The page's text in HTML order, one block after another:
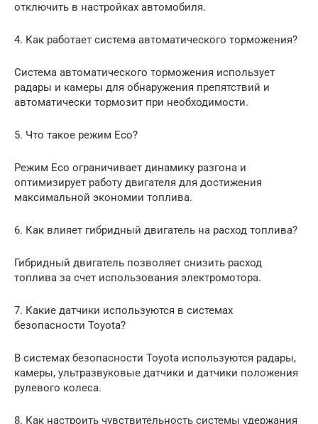
отключить в настройках автомобиля.
4. Как работает система автоматического торможения?
Система автоматического торможения использует
радары и камеры для обнаружения препятствий и
автоматически тормозит при необходимости.
5. Что такое режим Eco?
Режим Eco ограничивает динамику разгона и
оптимизирует работу двигателя для достижения
максимальной экономии топлива.
6. Как влияет гибридный двигатель на расход топлива?
Гибридный двигатель позволяет снизить расход
топлива за счет использования электромотора.
7. Какие датчики используются в системах
безопасности Toyota?
В системах безопасности Toyota используются радары,
камеры, ультразвуковые датчики и датчики положения
рулевого колеса.
8. Как настроить чувствительность системы удержания